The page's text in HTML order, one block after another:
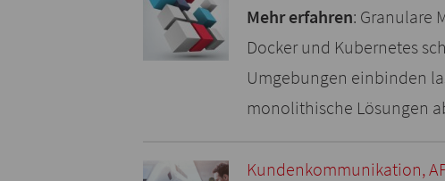
Mehr erfahren: Granulare
Docker und Kubernetes
Umgebungen einbinden
monolithische Lösungen
Kundenkommunikation,